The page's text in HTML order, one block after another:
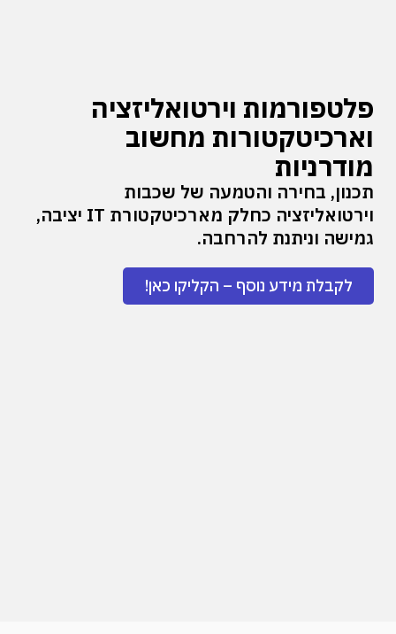
פלטפורמות וירטואליזציה
וארכיטקטורות מחשוב
מודרניות
תכנון, בחירה והטמעה של שכבות
וירטואליזציה כחלק מארכיטקטורת IT יציבה,
גמישה וניתנת להרחבה.
לקבלת מידע נוסף – הקליקו כאן!